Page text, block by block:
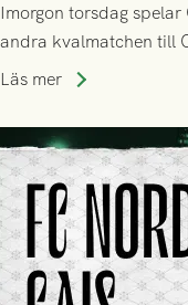
Imorgon torsdag
andra kvalmatchen till
Park! Fredrik
Läs mer